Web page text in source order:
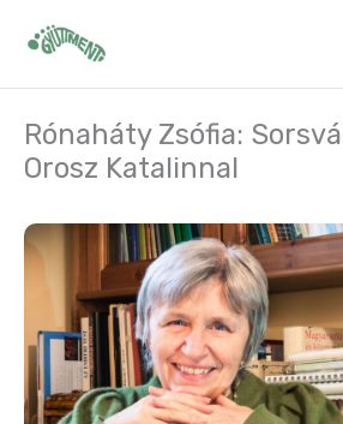
Rónaháty Zsófia:
Orosz Katalinnal